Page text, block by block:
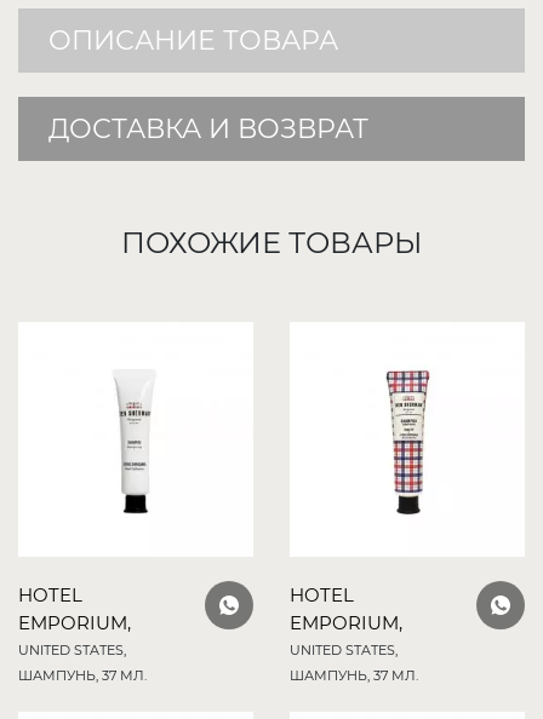
ОПИСАНИЕ ТОВАРА
ДОСТАВКА И ВОЗВРАТ
ПОХОЖИЕ ТОВАРЫ
HOTEL
EMPORIUM,
UNITED STATES,
ШАМПУНЬ, 37 МЛ.
HOTEL
EMPORIUM,
UNITED STATES,
ШАМПУНЬ, 37 МЛ.